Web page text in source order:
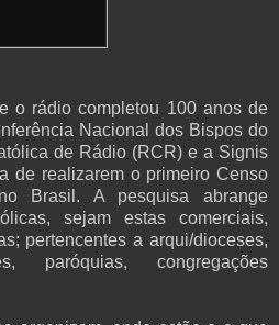
o rádio completou 100 anos de
Nacional dos Bispos do
de Rádio (RCR) e a Signis
de realizarem o primeiro Censo
Brasil. A pesquisa abrange
sejam estas comerciais,
pertencentes a arqui/dioceses,
paróquias, congregações